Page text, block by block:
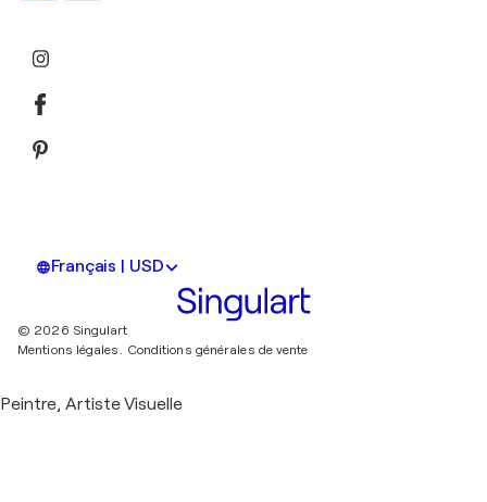
Français | USD
© 2026 Singulart
Mentions légales. Conditions générales de vente
Peintre, Artiste Visuelle